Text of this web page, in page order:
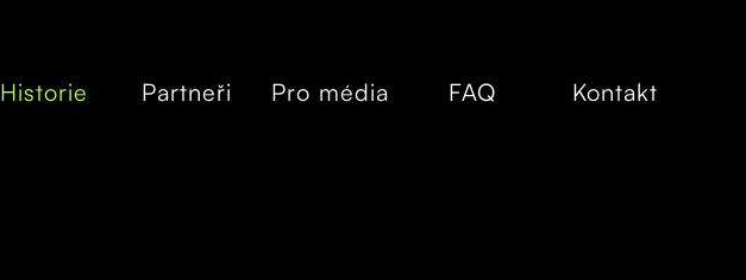
Historie Partneři Pro média FAQ Kontakt